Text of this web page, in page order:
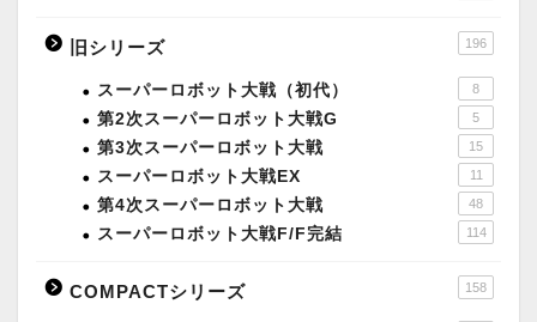
旧シリーズ 196
スーパーロボット大戦（初代） 8
第2次スーパーロボット大戦G 5
第3次スーパーロボット大戦 15
スーパーロボット大戦EX 11
第4次スーパーロボット大戦 48
スーパーロボット大戦F/F完結 114
COMPACTシリーズ 158